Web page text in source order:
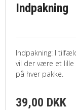
Indpakning
Indpakning: I
vil der være et
på hver pakke.
39,00 DKK